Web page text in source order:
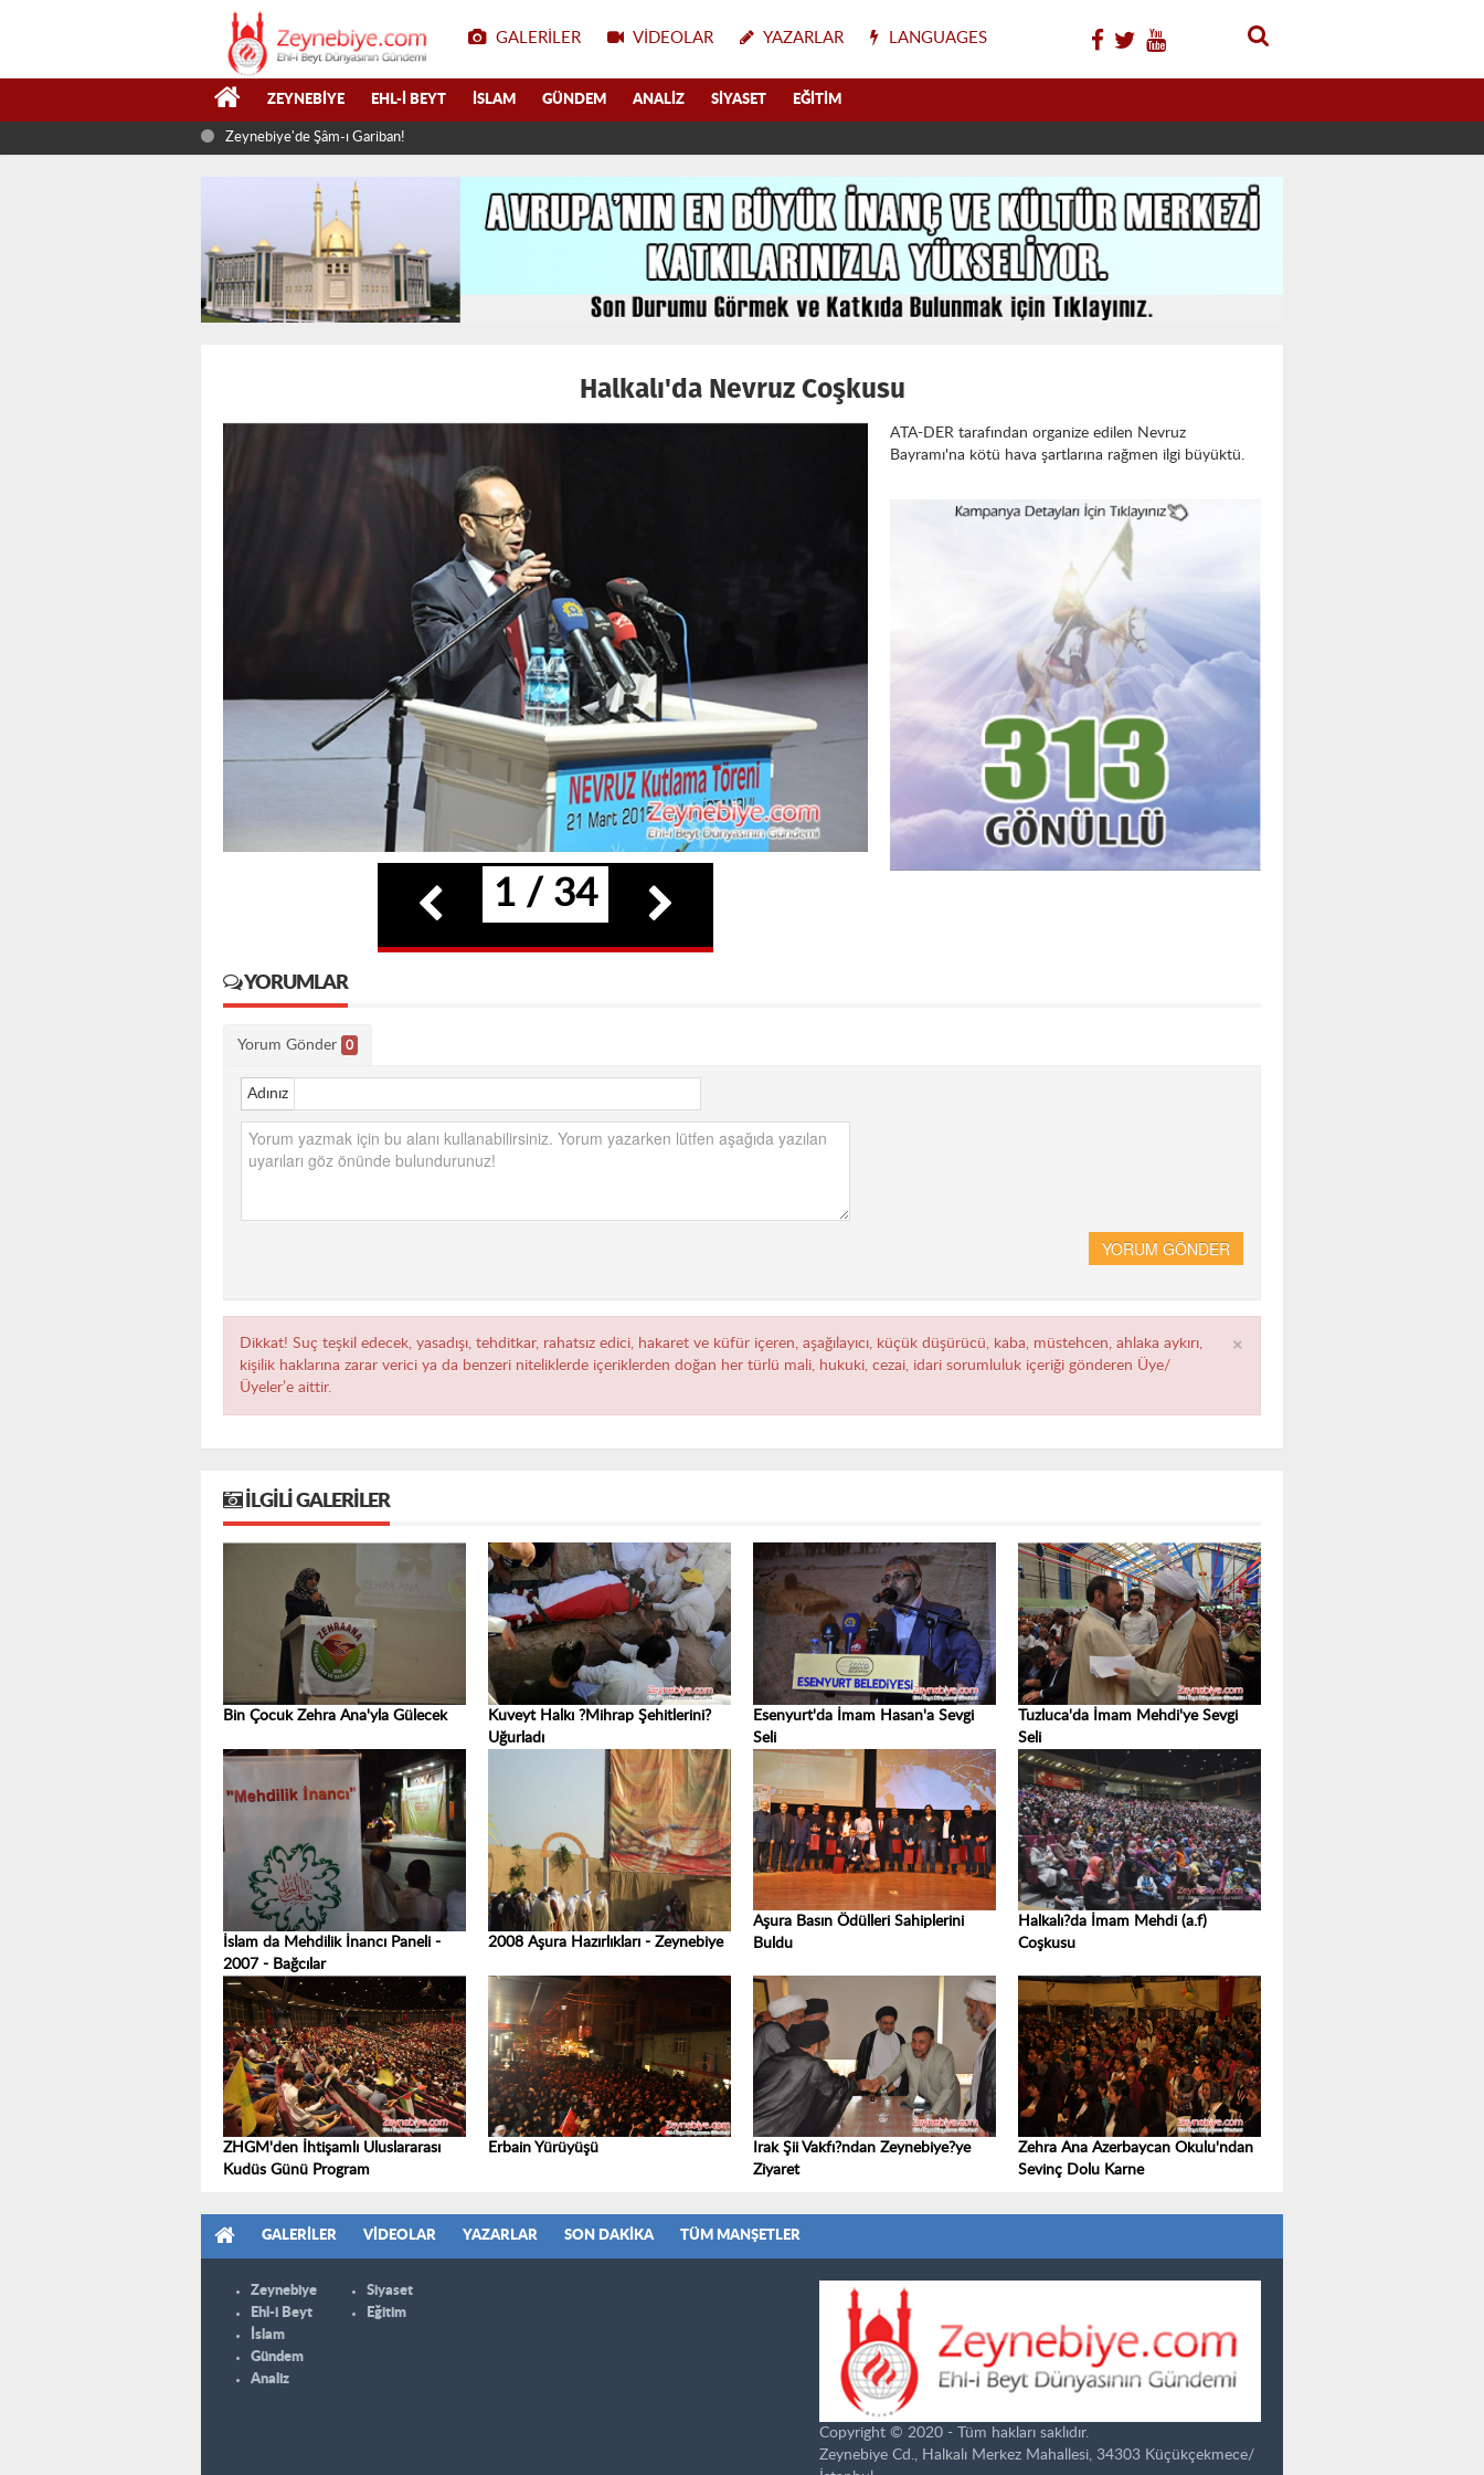
GALERILER VIDEOLAR YAZARLAR LANGUAGES
ZEYNEBIYE EHL-I BEYT İSLAM GÜNDEM ANALIZ SIYASET EĞITIM
Zeynebiye'de Şâm-ı Gariban!
Halkalı'da Nevruz Coşkusu
1 / 34
ATA-DER tarafından organize edilen Nevruz
Bayramı'na kötü hava şartlarına rağmen ilgi büyüktü.
YORUMLAR
Yorum Gönder 0
Adınız
YORUM GÖNDER
×
Dikkat! Suç teşkil edecek, yasadışı, tehditkar, rahatsız edici, hakaret ve küfür içeren, aşağılayıcı, küçük düşürücü, kaba, müstehcen, ahlaka aykırı,
kişilik haklarına zarar verici ya da benzeri niteliklerde içeriklerden doğan her türlü mali, hukuki, cezai, idari sorumluluk içeriği gönderen Üye/
Üyeler’e aittir.
İLGILI GALERILER
Bin Çocuk Zehra Ana'yla Gülecek
Kuveyt Halkı ?Mihrap Şehitlerini?
Uğurladı
Esenyurt'da İmam Hasan'a Sevgi
Seli
Tuzluca'da İmam Mehdi'ye Sevgi
Seli
İslam da Mehdilik İnancı Paneli -
2007 - Bağcılar
2008 Aşura Hazırlıkları - Zeynebiye
Aşura Basın Ödülleri Sahiplerini
Buldu
Halkalı?da İmam Mehdi (a.f)
Coşkusu
ZHGM'den İhtişamlı Uluslararası
Kudüs Günü Program
Erbain Yürüyüşü
Irak Şii Vakfı?ndan Zeynebiye?ye
Ziyaret
Zehra Ana Azerbaycan Okulu'ndan
Sevinç Dolu Karne
GALERILER VIDEOLAR YAZARLAR SON DAKIKA TÜM MANŞETLER
Zeynebiye
Ehl-i Beyt
İslam
Gündem
Analiz
Siyaset
Eğitim
Copyright © 2020 - Tüm hakları saklıdır.
Zeynebiye Cd., Halkalı Merkez Mahallesi, 34303 Küçükçekmece/